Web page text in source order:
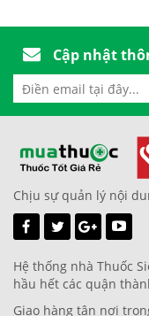
Cập nhật
Chịu sự quản lý nội
Hệ thống nhà Thuốc
hầu hết các quận
Giao hàng tận nơi